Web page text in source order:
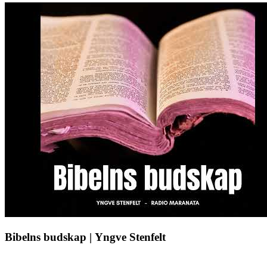
Bibelns budskap | Yngve Stenfelt